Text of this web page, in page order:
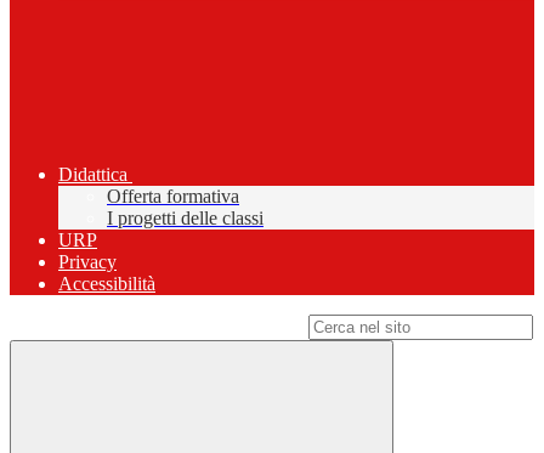
Didattica
Offerta formativa
I progetti delle classi
URP
Privacy
Accessibilità